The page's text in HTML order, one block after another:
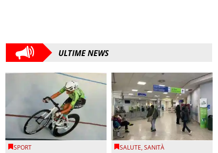
ULTIME NEWS
SPORT SALUTE,SANITÀ